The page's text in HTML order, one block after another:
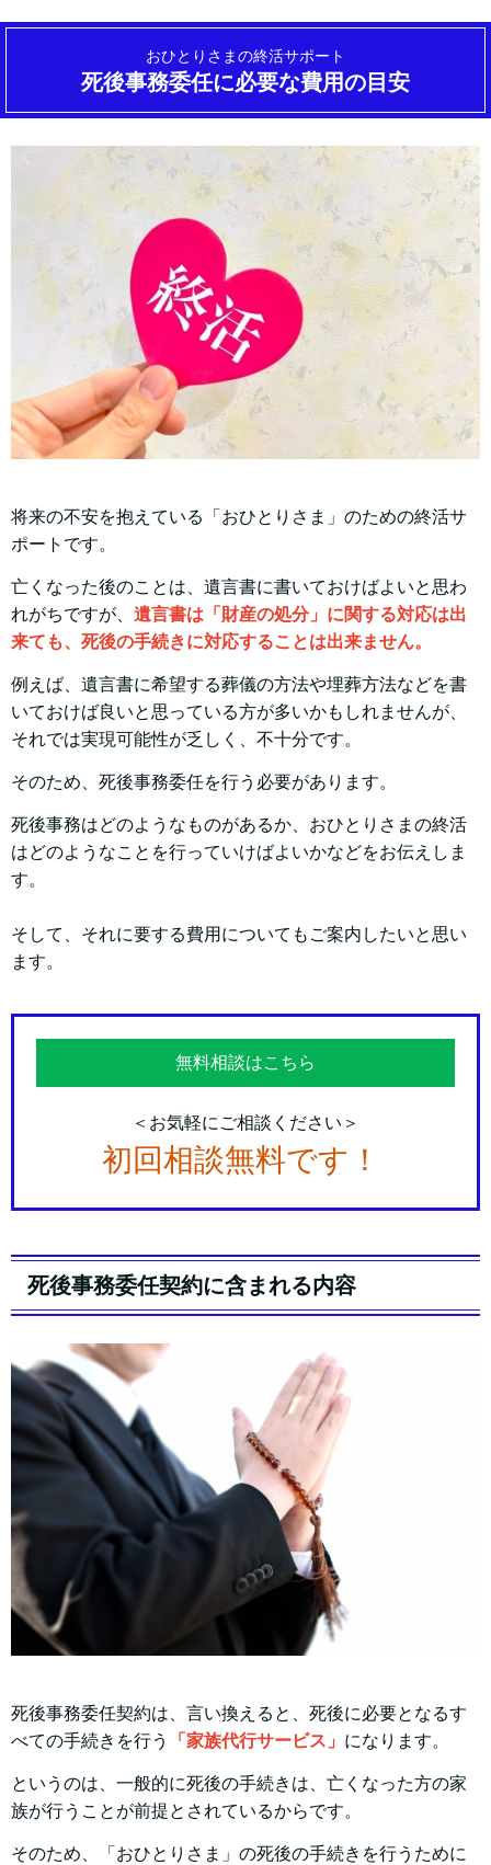
おひとりさまの終活サポート
死後事務委任に必要な費用の目安
将来の不安を抱えている「おひとりさま」のための終活サ
ポートです。
亡くなった後のことは、遺言書に書いておけばよいと思わ
れがちですが、 遺言書は「財産の処分」に関する対応は出
来ても、死後の手続きに対応することは出来ません。
例えば、遺言書に希望する葬儀の方法や埋葬方法などを書
いておけば良いと思っている方が多いかもしれませんが、
それでは実現可能性が乏しく、不十分です。
そのため、死後事務委任を行う必要があります。
死後事務はどのようなものがあるか、おひとりさまの終活
はどのようなことを行っていけばよいかなどをお伝えしま
す。
そして、それに要する費用についてもご案内したいと思い
ます。
無料相談はこちら
＜お気軽にご相談ください＞
初回相談無料です！
死後事務委任契約に含まれる内容
死後事務委任契約は、言い換えると、死後に必要となるす
べての手続きを行う
「家族代行サービス」 になります。
というのは、一般的に死後の手続きは、亡くなった方の家
族が行うことが前提とされているからです。
そのため、「おひとりさま」の死後の手続きを行うために